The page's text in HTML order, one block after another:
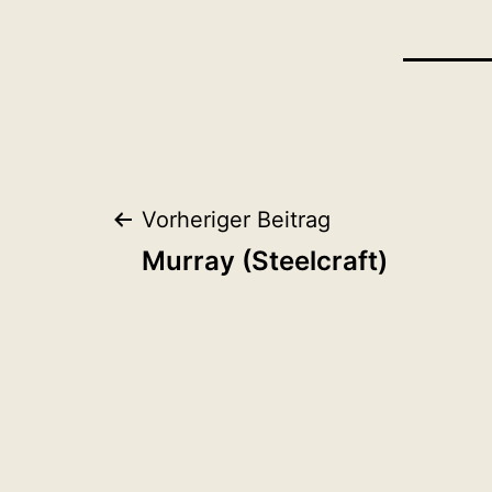
Vorheriger Beitrag
Murray (Steelcraft)